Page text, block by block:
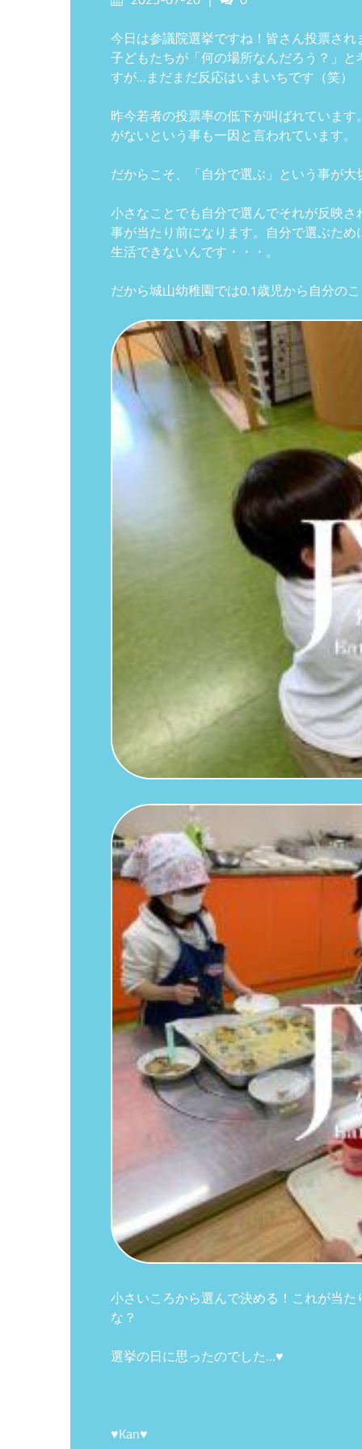
今日は参議院選挙ですね！皆さん投票され
子どもたちが「何の場所なんだろう？」
すが…まだまだ反応はいまいちです（笑）
昨今若者の投票率の低下が叫ばれていま
がないという事も一因と言われています。
だからこそ、「自分で選ぶ」という事が大
小さなことでも自分で選んでそれが反映
事が当たり前になります。自分で選ぶた
生活できないんです・・・。
だから城山幼稚園では0.1歳児から自分の
小さいころから選んで決める！これが当
な？
選挙の日に思ったのでした…♥
♥Kan♥